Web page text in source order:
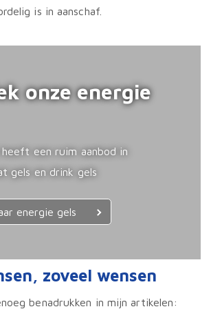
is in aanschaf.
onze energie
een ruim aanbod in
gels en drink gels
energie gels
zoveel wensen
benadrukken in mijn artikelen: